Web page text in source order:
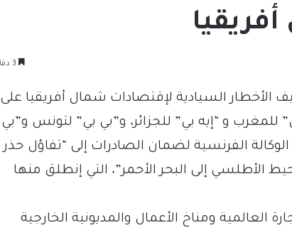
الأخطار السيادية لإقتصادات شمال أفريقيا على
“مستقر”، وتراوحت بين “إيه 4 ل” للمغرب و “إيه بي” للجزائر، و”بي بي” لتونس و”بي
الفرنسية لضمان الصادرات إلى “تفاؤل حذر
الأطلسي إلى البحر الأحمر”، التي إنطلق منها
العالمية ومناخ الأعمال والمديونية الخارجية